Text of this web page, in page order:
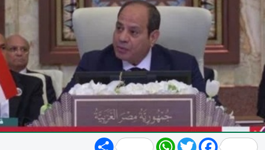
Share WhatsApp
TwitterFacebook